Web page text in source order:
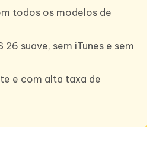
todos os modelos de
26 suave, sem iTunes e sem
e com alta taxa de